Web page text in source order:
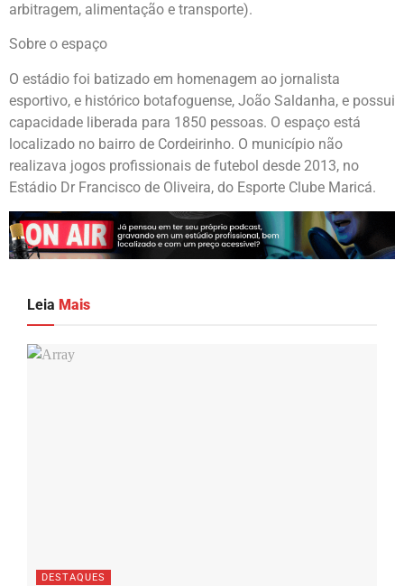
arbitragem, alimentação e transporte).
Sobre o espaço
O estádio foi batizado em homenagem ao jornalista
esportivo, e histórico botafoguense, João Saldanha, e possui
capacidade liberada para 1850 pessoas. O espaço está
localizado no bairro de Cordeirinho. O município não
realizava jogos profissionais de futebol desde 2013, no
Estádio Dr Francisco de Oliveira, do Esporte Clube Maricá.
Leia Mais
DESTAQUES